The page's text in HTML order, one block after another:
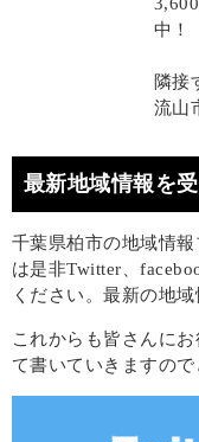
中！
隣接
流山
最新地域情報を
千葉県柏市の地域情
は是非Twitter、
ください。最新の地
これからも皆さんに
て書いていきますので